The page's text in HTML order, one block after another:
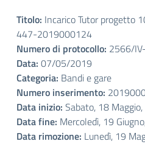
Titolo: Incarico Tutor progetto
447-2019000124
Numero di protocollo: 2566/
Data: 07/05/2019
Categoria: Bandi e gare
Numero inserimento:
Data inizio: Sabato, 18
Data fine: Mercoledì, 19
Data rimozione: Lunedì, 19